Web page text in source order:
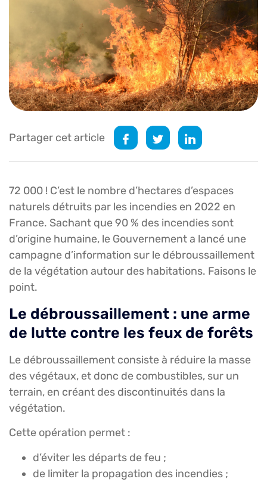
Partager cet article
72 000 ! C’est le nombre d’hectares d’espaces
naturels détruits par les incendies en 2022 en
France. Sachant que 90 % des incendies sont
d’origine humaine, le Gouvernement a lancé une
campagne d’information sur le débroussaillement
de la végétation autour des habitations. Faisons le
point.
Le débroussaillement : une arme
de lutte contre les feux de forêts
Le débroussaillement consiste à réduire la masse
des végétaux, et donc de combustibles, sur un
terrain, en créant des discontinuités dans la
végétation.
Cette opération permet :
d’éviter les départs de feu ;
de limiter la propagation des incendies ;